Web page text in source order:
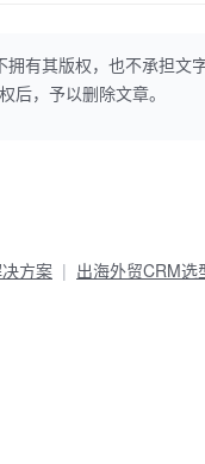
有其版权，也不承担文
后，予以删除文章。
方案 出海外贸CRM选